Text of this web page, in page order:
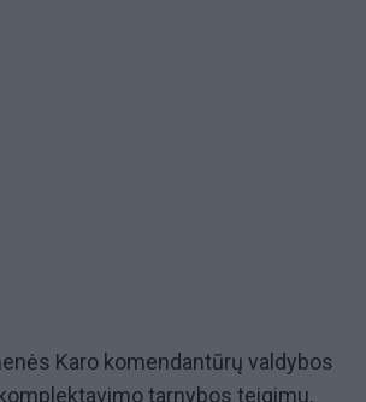
Karo komendantūrų valdybos
tarnybos teigimu,